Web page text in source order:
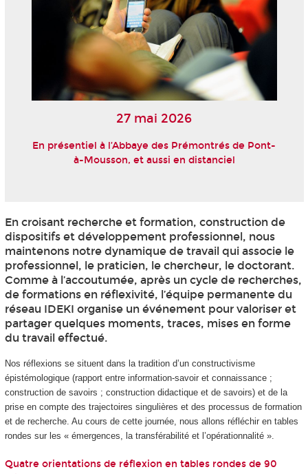
27 mai 2026
En présentiel à l’Abbaye des Prémontrés de Pont-
à-Mousson, et aussi en distanciel
En croisant recherche et formation, construction de
dispositifs et développement professionnel, nous
maintenons notre dynamique de travail qui associe le
professionnel, le praticien, le chercheur, le doctorant.
Comme à l’accoutumée, après un cycle de recherches,
de formations en réflexivité, l’équipe permanente du
réseau IDEKI organise un événement pour valoriser et
partager quelques moments, traces, mises en forme
du travail effectué.
Nos réflexions se situent dans la tradition d’un constructivisme
épistémologique (rapport entre information-savoir et connaissance ;
construction de savoirs ; construction didactique et de savoirs) et de la
prise en compte des trajectoires singulières et des processus de formation
et de recherche. Au cours de cette journée, nous allons réfléchir en tables
rondes sur les « émergences, la transférabilité et l’opérationnalité ».
Quatre orientations de réflexion en tables rondes de 90